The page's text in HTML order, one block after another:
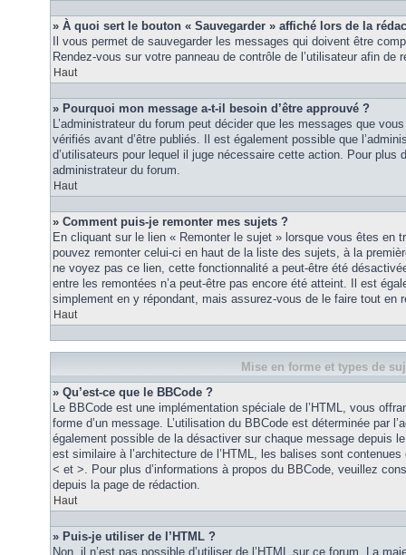
» À quoi sert le bouton « Sauvegarder » affiché lors de la
Il vous permet de sauvegarder les messages qui doivent être
Rendez-vous sur votre panneau de contrôle de l’utilisateur afin de
Haut
» Pourquoi mon message a-t-il besoin d’être approuvé ?
L’administrateur du forum peut décider que les messages que
vérifiés avant d’être publiés. Il est également possible que
d’utilisateurs pour lequel il juge nécessaire cette action. Pour plus
administrateur du forum.
Haut
» Comment puis-je remonter mes sujets ?
En cliquant sur le lien « Remonter le sujet » lorsque vous êtes en
pouvez remonter celui-ci en haut de la liste des sujets, à la
ne voyez pas ce lien, cette fonctionnalité a peut-être été
entre les remontées n’a peut-être pas encore été atteint. Il est
simplement en y répondant, mais assurez-vous de le faire tout en
Haut
Mise en forme et types de
» Qu’est-ce que le BBCode ?
Le BBCode est une implémentation spéciale de l’HTML, vous
forme d’un message. L’utilisation du BBCode est déterminée par
également possible de la désactiver sur chaque message depuis
est similaire à l’architecture de l’HTML, les balises sont
< et >. Pour plus d’informations à propos du BBCode, veuillez
depuis la page de rédaction.
Haut
» Puis-je utiliser de l’HTML ?
Non, il n’est pas possible d’utiliser de l’HTML sur ce forum. La